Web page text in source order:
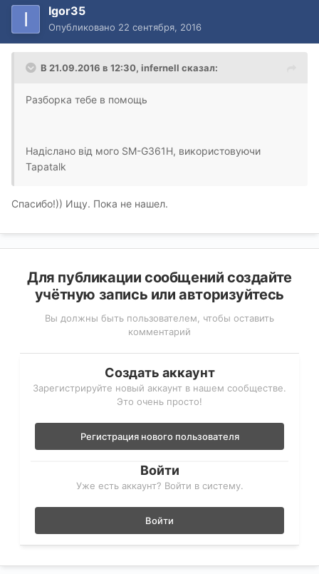
Igor35
Опубликовано 22 сентября, 2016
В 21.09.2016 в 12:30, infernell сказал:
Разборка тебе в помощь
Надіслано від мого SM-G361H, використовуючи
Tapatalk
Спасибо!)) Ищу. Пока не нашел.
Для публикации сообщений создайте
учётную запись или авторизуйтесь
Вы должны быть пользователем, чтобы оставить
комментарий
Создать аккаунт
Зарегистрируйте новый аккаунт в нашем сообществе.
Это очень просто!
Регистрация нового пользователя
Войти
Уже есть аккаунт? Войти в систему.
Войти